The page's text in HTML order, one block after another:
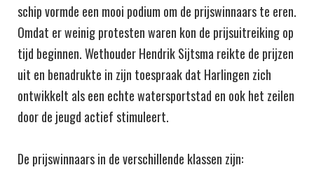
schip vormde een mooi podium om de prijswinnaars te eren.
Omdat er weinig protesten waren kon de prijsuitreiking op
tijd beginnen. Wethouder Hendrik Sijtsma reikte de prijzen
uit en benadrukte in zijn toespraak dat Harlingen zich
ontwikkelt als een echte watersportstad en ook het zeilen
door de jeugd actief stimuleert.
De prijswinnaars in de verschillende klassen zijn: